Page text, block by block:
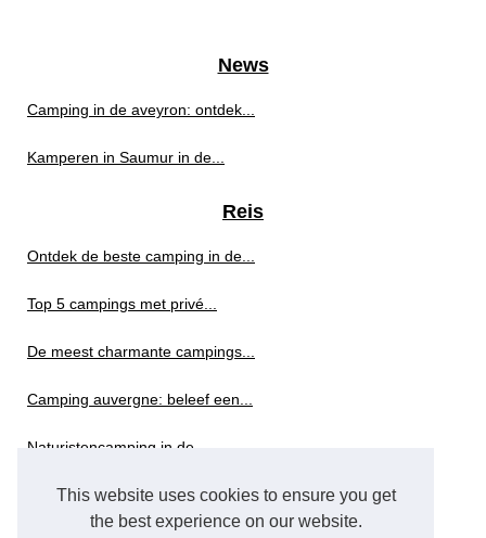
This website uses cookies to ensure you get
the best experience on our website.
News
Camping in de aveyron: ontdek...
Kamperen in Saumur in de...
Reis
Ontdek de beste camping in de...
Top 5 campings met privé...
De meest charmante campings...
Camping auvergne: beleef een...
Naturistencamping in de...
Verblijf op de camping 2...